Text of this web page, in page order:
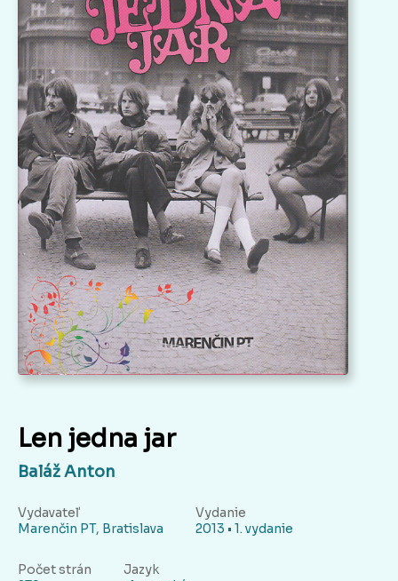
Len jedna jar
Baláž Anton
Vydavateľ
Marenčin PT, Bratislava
Vydanie
2013 • 1. vydanie
Počet strán
Jazyk